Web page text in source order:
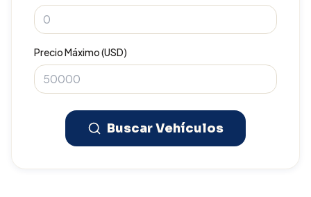
Precio Máximo (USD)
Buscar Vehículos